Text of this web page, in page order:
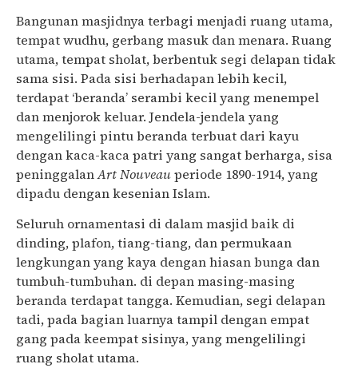
Bangunan masjidnya terbagi menjadi ruang utama,
tempat wudhu, gerbang masuk dan menara. Ruang
utama, tempat sholat, berbentuk segi delapan tidak
sama sisi. Pada sisi berhadapan lebih kecil,
terdapat ‘beranda’ serambi kecil yang menempel
dan menjorok keluar. Jendela-jendela yang
mengelilingi pintu beranda terbuat dari kayu
dengan kaca-kaca patri yang sangat berharga, sisa
peninggalanArt Nouveauperiode 1890-1914, yang
dipadu dengan kesenian Islam.
Seluruh ornamentasi di dalam masjid baik di
dinding, plafon, tiang-tiang, dan permukaan
lengkungan yang kaya dengan hiasan bunga dan
tumbuh-tumbuhan. di depan masing-masing
beranda terdapat tangga. Kemudian, segi delapan
tadi, pada bagian luarnya tampil dengan empat
gang pada keempat sisinya, yang mengelilingi
ruang sholat utama.